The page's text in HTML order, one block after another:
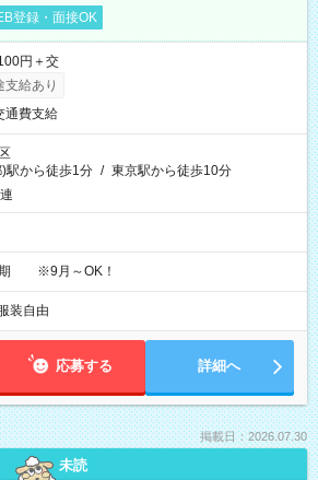
登録・面接OK
円＋交
支給あり
通費支給
駅から徒歩1分 / 東京駅から徒歩10分
期 ※9月～OK！
装自由
応募する 詳細へ
掲載日：2026.07.30
未読